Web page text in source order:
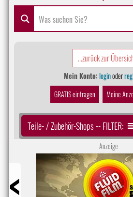
...zurück zur
Mein Konto:loginoder
GRATIS eintragen
Meine
Teile- / Zubehör-Shops -- FILTER:
Anzeige